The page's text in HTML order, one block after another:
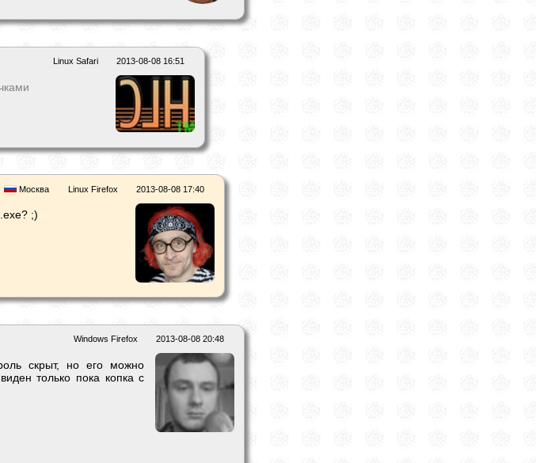
2013-08-08 16:51
Linux Safari
2013-08-08 17:40
Linux Firefox
Москва
;)
2013-08-08 20:48
Windows Firefox
скрыт, но его можно
только пока копка с